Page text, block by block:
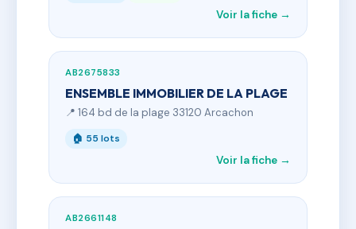
Voir la fiche →
AB2675833
ENSEMBLE IMMOBILIER DE LA PLAGE
📍 164 bd de la plage 33120 Arcachon
🏠 55 lots
Voir la fiche →
AB2661148